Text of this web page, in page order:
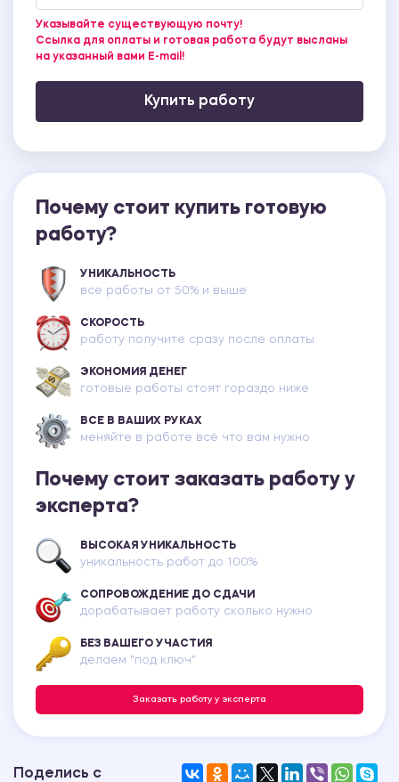
Указывайте существующую почту!
Ссылка для оплаты и готовая работа будут высланы
на указанный вами E-mail!
Купить работу
Почему стоит купить готовую
работу?
УНИКАЛЬНОСТЬ
все работы от 50% и выше
СКОРОСТЬ
работу получите сразу после оплаты
ЭКОНОМИЯ ДЕНЕГ
готовые работы стоят гораздо ниже
ВСЕ В ВАШИХ РУКАХ
меняйте в работе всё что вам нужно
Почему стоит заказать работу у
эксперта?
ВЫСОКАЯ УНИКАЛЬНОСТЬ
уникальность работ до 100%
СОПРОВОЖДЕНИЕ ДО СДАЧИ
дорабатывает работу сколько нужно
БЕЗ ВАШЕГО УЧАСТИЯ
делаем "под ключ"
Заказать работу у эксперта
Поделись с